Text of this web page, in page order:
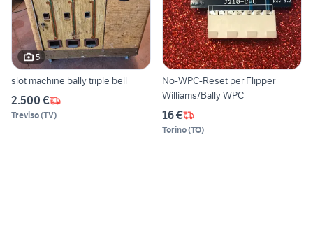
5
slot machine bally triple bell
2.500 €
Treviso(TV)
No-WPC-Reset per Flipper
Williams/Bally WPC
16 €
Torino(TO)